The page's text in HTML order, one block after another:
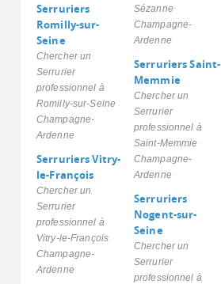
Serruriers
Romilly-sur-
Seine
Chercher un
Serrurier
professionnel à
Romilly-sur-Seine
Champagne-
Ardenne
Serruriers Vitry-
le-François
Chercher un
Serrurier
professionnel à
Vitry-le-François
Champagne-
Ardenne
Sézanne
Champagne-
Ardenne
Serruriers Saint-
Memmie
Chercher un
Serrurier
professionnel à
Saint-Memmie
Champagne-
Ardenne
Serruriers
Nogent-sur-
Seine
Chercher un
Serrurier
professionnel à